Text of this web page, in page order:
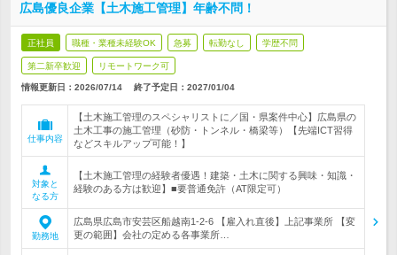
広島優良企業【土木施工管理】年齢不問！
正社員 職種・業種未経験OK 急募 転勤なし 学歴不問
第二新卒歓迎 リモートワーク可
情報更新日：2026/07/14 終了予定日： 2027/01/04
仕事内容
【土木施工管理のスペシャリストに／国・県案件中心】広島県の
土木工事の施工管理（砂防・トンネル・橋梁等）【先端ICT習得
などスキルアップ可能！】
対象と
なる方
【土木施工管理の経験者優遇！建築・土木に関する興味・知識・
経験のある方は歓迎】■要普通免許（AT限定可）
勤務地
広島県広島市安芸区船越南1-2-6 【雇入れ直後】上記事業所 【変
更の範囲】会社の定める各事業所…